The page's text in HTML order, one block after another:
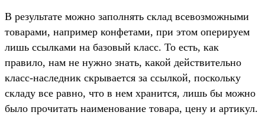
В результате можно заполнять склад всевозможными
товарами, например конфетами, при этом оперируем
лишь ссылками на базовый класс. То есть, как
правило, нам не нужно знать, какой действительно
класс-наследник скрывается за ссылкой, поскольку
складу все равно, что в нем хранится, лишь бы можно
было прочитать наименование товара, цену и артикул.